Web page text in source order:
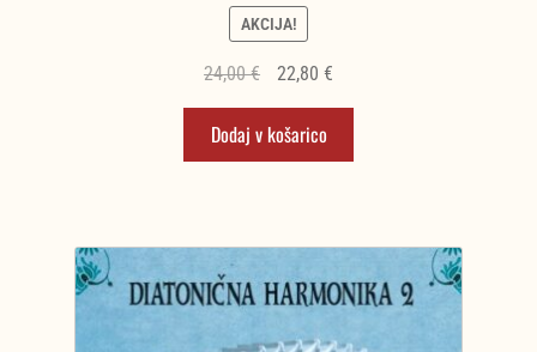
AKCIJA!
24,00€
Izvirna
cena
je
bila:
22,80 €Trenutna
cena
22,80 €.
Dodaj v košarico